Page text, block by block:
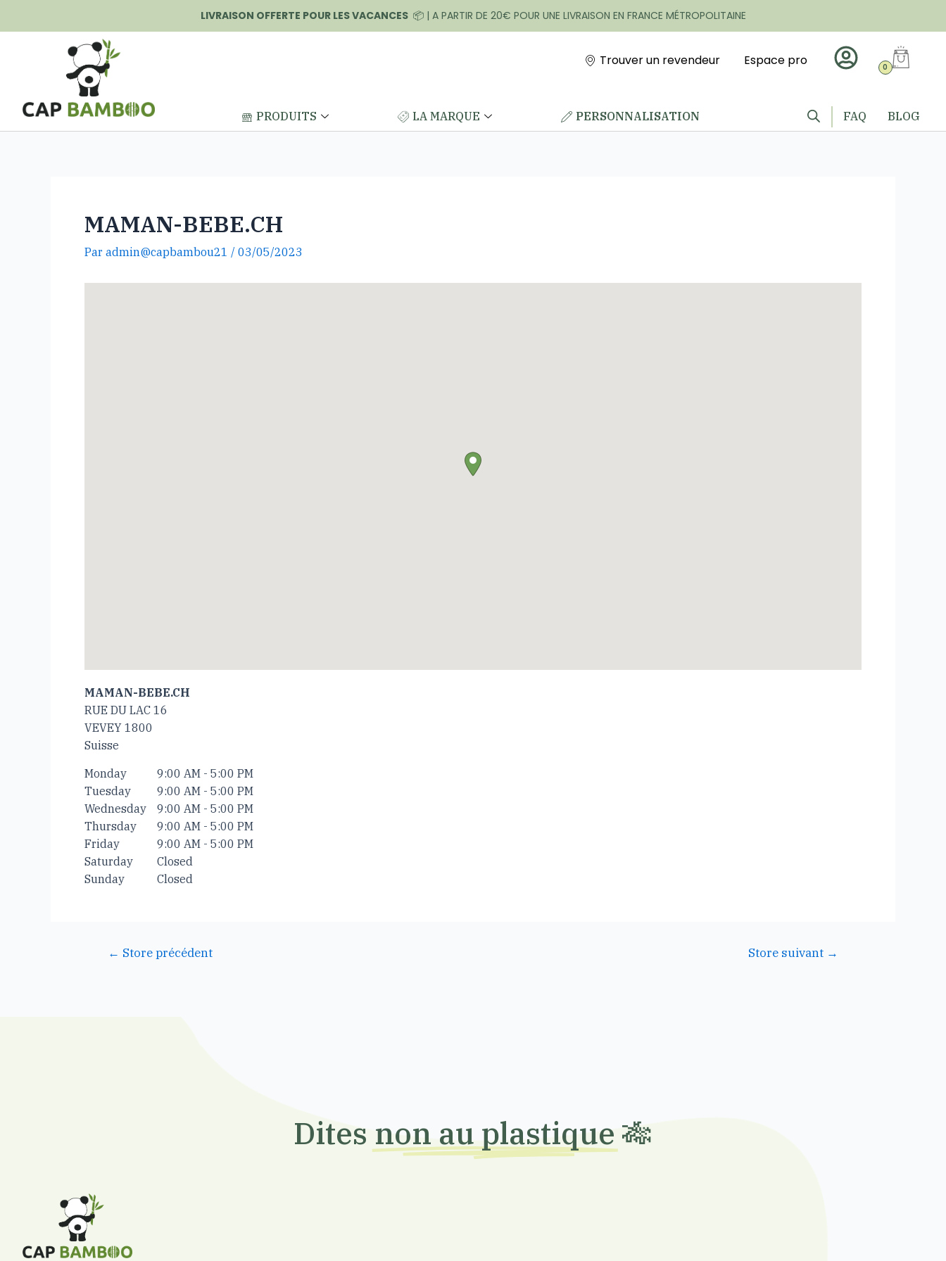
LIVRAISON OFFERTE POUR LES VACANCES 📦 | A PARTIR DE 20€ POUR UNE LIVRAISON EN FRANCE MÉTROPOLITAINE
Trouver un revendeur Espace pro 0
PRODUITS LA MARQUE PERSONNALISATION FAQ BLOG
MAMAN-BEBE.CH
Par admin@capbambou21 / 03/05/2023
MAMAN-BEBE.CH
RUE DU LAC 16
VEVEY 1800
Suisse
Monday
9:00 AM - 5:00 PM
Tuesday
9:00 AM - 5:00 PM
Wednesday
9:00 AM - 5:00 PM
Thursday
9:00 AM - 5:00 PM
Friday
9:00 AM - 5:00 PM
Saturday
Closed
Sunday
Closed
← Store précédent Store suivant →
Dites non au plastique 🎋